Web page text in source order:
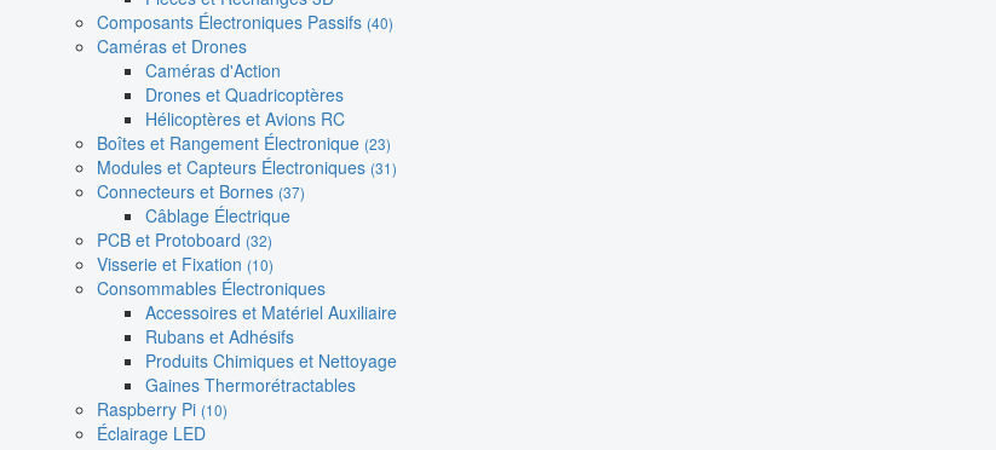
Composants Électroniques Passifs (40)
Caméras et Drones
Caméras d'Action
Drones et Quadricoptères
Hélicoptères et Avions RC
Boîtes et Rangement Électronique (23)
Modules et Capteurs Électroniques (31)
Connecteurs et Bornes (37)
Câblage Électrique
PCB et Protoboard (32)
Visserie et Fixation (10)
Consommables Électroniques
Accessoires et Matériel Auxiliaire
Rubans et Adhésifs
Produits Chimiques et Nettoyage
Gaines Thermorétractables
Raspberry Pi (10)
Éclairage LED